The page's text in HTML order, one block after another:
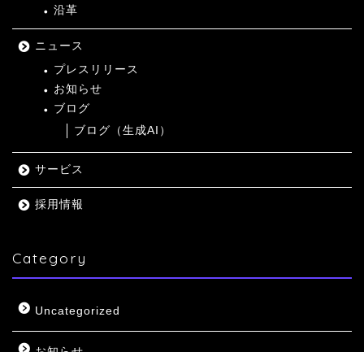
沿革
ニュース
プレスリリース
お知らせ
ブログ
ブログ（生成AI）
サービス
採用情報
Category
Uncategorized